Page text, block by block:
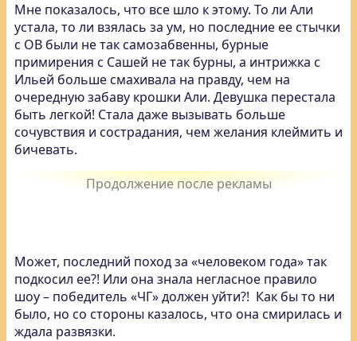
Мне показалось, что все шло к этому. То ли Али
устала, то ли взялась за ум, но последние ее стычки
с ОВ были не так самозабвенны, бурные
примирения с Сашей не так бурны, а интрижка с
Ильей больше смахивала на правду, чем на
очередную забаву крошки Али. Девушка перестала
быть легкой! Стала даже вызывать больше
сочувствия и сострадания, чем желания клеймить и
бичевать.
Может, последний поход за «человеком года» так
подкосил ее?! Или она знала негласное правило
шоу – победитель «ЧГ» должен уйти?! Как бы то ни
было, но со стороны казалось, что она смирилась и
ждала развязки.